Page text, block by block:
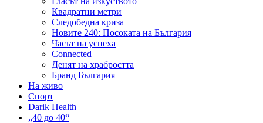
Квадратни метри
Следобедна криза
Новите 240: Посоката на България
Часът на успеха
Connected
Денят на храбростта
Бранд България
На живо
Спорт
Darik Health
„40 до 40“